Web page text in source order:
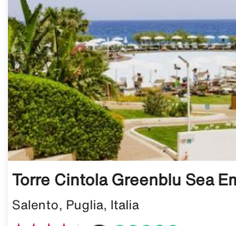
Torre Cintola Greenblu Sea
Salento, Puglia, Italia